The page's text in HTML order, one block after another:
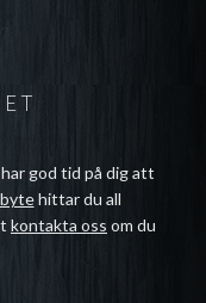
god tid på dig att
hittar du all
kontakta oss om du